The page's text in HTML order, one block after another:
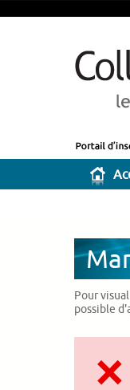
Pour
possible